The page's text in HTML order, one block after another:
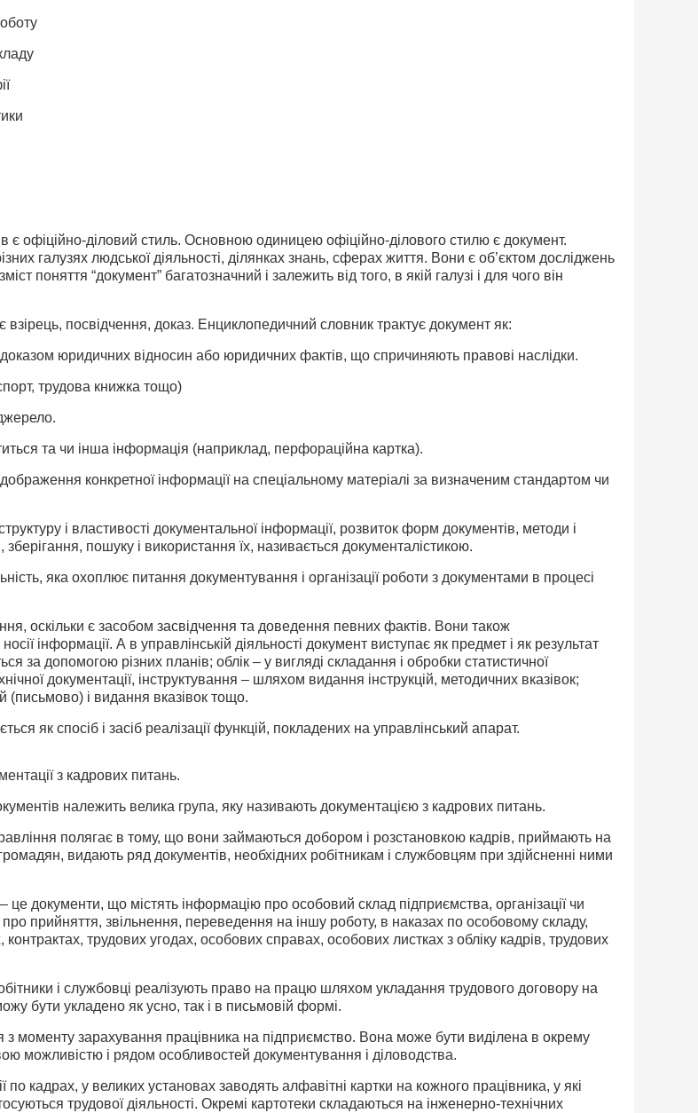
є офіційно-діловий стиль. Основною одиницею офіційно-ділового стилю є документ.
галузях людської діяльності, ділянках знань, сферах життя. Вони є об’єктом досліджень
поняття “документ” багатозначний і залежить від того, в якій галузі і для чого він
взірець, посвідчення, доказ. Енциклопедичний словник трактує документ як:
юридичних відносин або юридичних фактів, що спричиняють правові наслідки.
трудова книжка тощо)
та чи інша інформація (наприклад, перфораційна картка).
конкретної інформації на спеціальному матеріалі за визначеним стандартом чи
і властивості документальної інформації, розвиток форм документів, методи і
пошуку і використання їх, називається документалістикою.
яка охоплює питання документування і організації роботи з документами в процесі
оскільки є засобом засвідчення та доведення певних фактів. Вони також
інформації. А в управлінській діяльності документ виступає як предмет і як результат
за допомогою різних планів; облік – у вигляді складання і обробки статистичної
документації, інструктування – шляхом видання інструкцій, методичних вказівок;
(письмово) і видання вказівок тощо.
як спосіб і засіб реалізації функцій, покладених на управлінський апарат.
з кадрових питань.
належить велика група, яку називають документацією з кадрових питань.
полягає в тому, що вони займаються добором і розстановкою кадрів, приймають на
видають ряд документів, необхідних робітникам і службовцям при здійсненні ними
це документи, що містять інформацію про особовий склад підприємства, організації чи
прийняття, звільнення, переведення на іншу роботу, в наказах по особовому складу,
контрактах, трудових угодах, особових справах, особових листках з обліку кадрів, трудових
і службовці реалізують право на працю шляхом укладання трудового договору на
бути укладено як усно, так і в письмовій формі.
з моменту зарахування працівника на підприємство. Вона може бути виділена в окрему
можливістю і рядом особливостей документування і діловодства.
кадрах, у великих установах заводять алфавітні картки на кожного працівника, у які
трудової діяльності. Окремі картотеки складаються на інженерно-технічних